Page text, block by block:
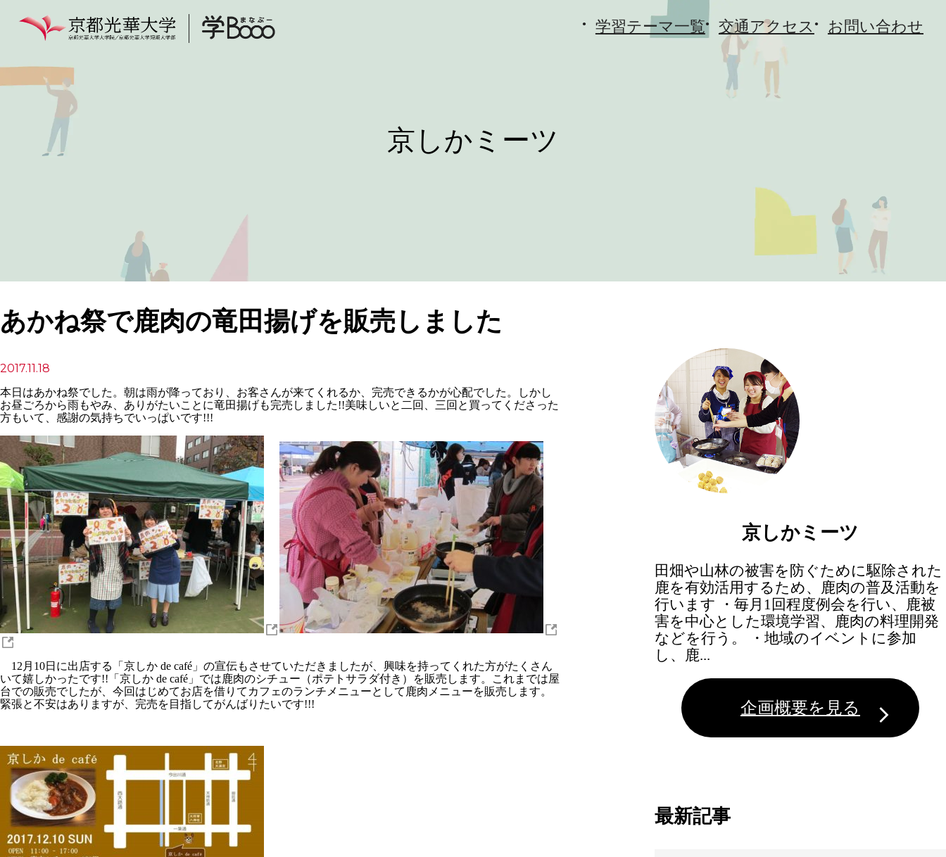
学習テーマ一覧 交通アクセス お問い合わせ
京しかミーツ
あかね祭で鹿肉の竜田揚げを販売しました
2017.11.18
本日はあかね祭でした。朝は雨が降っており、お客さんが来てくれるか、完売できるかが心配でした。しかし
お昼ごろから雨もやみ、ありがたいことに竜田揚げも完売しました!!美味しいと二回、三回と買ってくださった
方もいて、感謝の気持ちでいっぱいです!!!
12月10日に出店する「京しか de café」の宣伝もさせていただきましたが、興味を持ってくれた方がたくさん
いて嬉しかったです!!「京しか de café」では鹿肉のシチュー（ポテトサラダ付き）を販売します。これまでは屋
台での販売でしたが、今回はじめてお店を借りてカフェのランチメニューとして鹿肉メニューを販売します。
緊張と不安はありますが、完売を目指してがんばりたいです!!!
京しかミーツ
田畑や山林の被害を防ぐために駆除された
鹿を有効活用するため、鹿肉の普及活動を
行います ・毎月1回程度例会を行い、鹿被
害を中心とした環境学習、鹿肉の料理開発
などを行う。 ・地域のイベントに参加
し、鹿...
企画概要を見る
最新記事